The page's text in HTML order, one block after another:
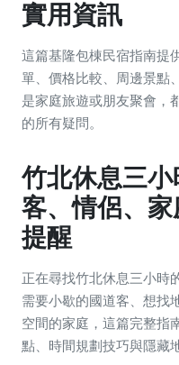
實用資訊
這篇基隆包棟民宿指南提
單、價格比較、周邊景點
是家庭旅遊或朋友聚會，
的所有疑問。
竹北休息三
客、情侶、
提醒
正在尋找竹北休息三小時
需要小歇的國道客、想找
空間的家庭，這篇完整指
點、時間規劃技巧與隱藏